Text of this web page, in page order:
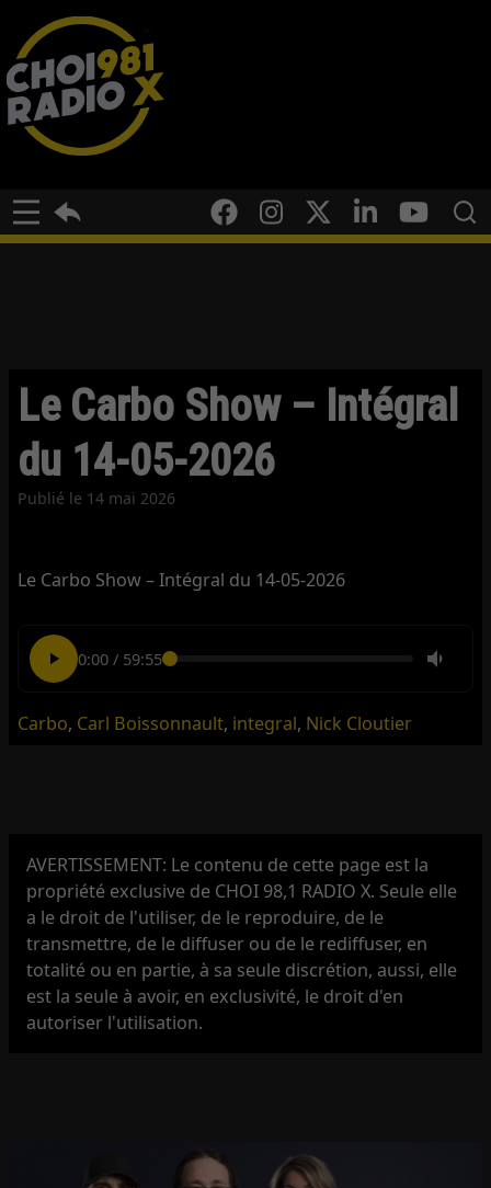
Le Carbo Show – Intégral
du 14-05-2026
Publié le 14 mai 2026
Le Carbo Show – Intégral du 14-05-2026
0:00/ 59:55
Carbo, Carl Boissonnault, integral, Nick Cloutier
AVERTISSEMENT: Le contenu de cette page est la
propriété exclusive de CHOI 98,1 RADIO X. Seule elle
a le droit de l'utiliser, de le reproduire, de le
transmettre, de le diffuser ou de le rediffuser, en
totalité ou en partie, à sa seule discrétion, aussi, elle
est la seule à avoir, en exclusivité, le droit d'en
autoriser l'utilisation.